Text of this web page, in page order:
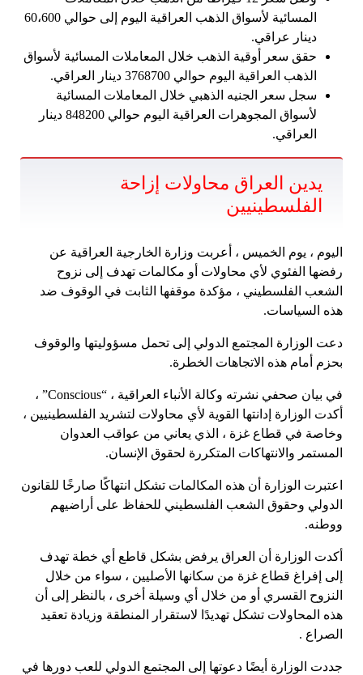
المسائية لأسواق الذهب العراقية اليوم إلى حوالي 60،600
دينار عراقي.
حقق سعر أوقية الذهب خلال المعاملات المسائية لأسواق
الذهب العراقية اليوم حوالي 3768700 دينار العراقي.
سجل سعر الجنيه الذهبي خلال المعاملات المسائية
لأسواق المجوهرات العراقية اليوم حوالي 848200 دينار
العراقي.
يدين العراق محاولات إزاحة
الفلسطينيين
اليوم ، يوم الخميس ، أعربت وزارة الخارجية العراقية عن
رفضها الفئوي لأي محاولات أو مكالمات تهدف إلى نزوح
الشعب الفلسطيني ، مؤكدة موقفها الثابت في الوقوف ضد
هذه السياسات.
دعت الوزارة المجتمع الدولي إلى تحمل مسؤوليتها والوقوف
بحزم أمام هذه الاتجاهات الخطرة.
في بيان صحفي نشرته وكالة الأنباء العراقية ، “Conscious” ،
أكدت الوزارة إدانتها القوية لأي محاولات لتشريد الفلسطينيين ،
وخاصة في قطاع غزة ، الذي يعاني من عواقب العدوان
المستمر والانتهاكات المتكررة لحقوق الإنسان.
اعتبرت الوزارة أن هذه المكالمات تشكل انتهاكًا صارخًا للقانون
الدولي وحقوق الشعب الفلسطيني للحفاظ على أراضيهم
ووطنه.
أكدت الوزارة أن العراق يرفض بشكل قاطع أي خطة تهدف
إلى إفراغ قطاع غزة من سكانها الأصليين ، سواء من خلال
النزوح القسري أو من خلال أي وسيلة أخرى ، بالنظر إلى أن
هذه المحاولات تشكل تهديدًا لاستقرار المنطقة وزيادة تعقيد
الصراع .
جددت الوزارة أيضًا دعوتها إلى المجتمع الدولي للعب دورها في